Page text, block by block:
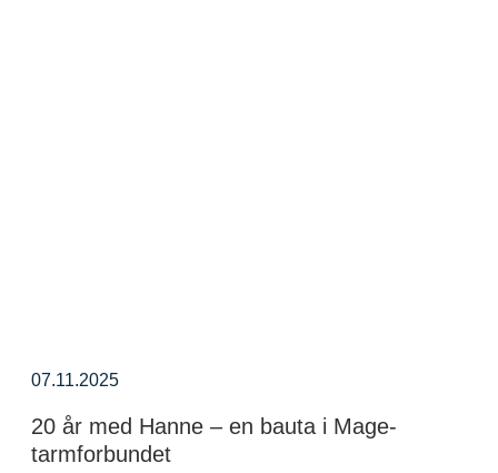
07.11.2025
20 år med Hanne – en bauta i Mage-
tarmforbundet